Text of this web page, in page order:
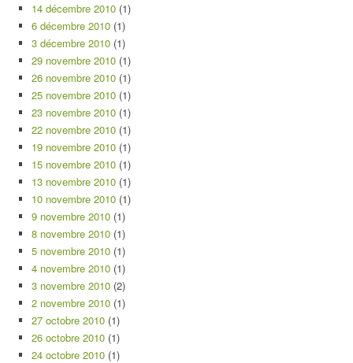
14 décembre 2010 (1)
6 décembre 2010 (1)
3 décembre 2010 (1)
29 novembre 2010 (1)
26 novembre 2010 (1)
25 novembre 2010 (1)
23 novembre 2010 (1)
22 novembre 2010 (1)
19 novembre 2010 (1)
15 novembre 2010 (1)
13 novembre 2010 (1)
10 novembre 2010 (1)
9 novembre 2010 (1)
8 novembre 2010 (1)
5 novembre 2010 (1)
4 novembre 2010 (1)
3 novembre 2010 (2)
2 novembre 2010 (1)
27 octobre 2010 (1)
26 octobre 2010 (1)
24 octobre 2010 (1)